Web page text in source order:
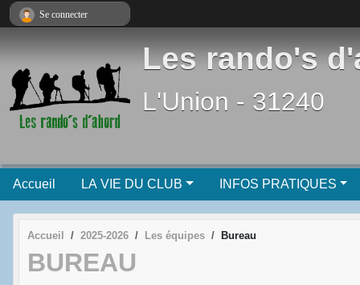
Les rando's
L'Union - 31240
Accueil LA VIE DU CLUB INFOS PRATIQUES
Accueil 2025-2026 Les équipes Bureau
BUREAU
Se connecter
Panneau de gestion des cookies